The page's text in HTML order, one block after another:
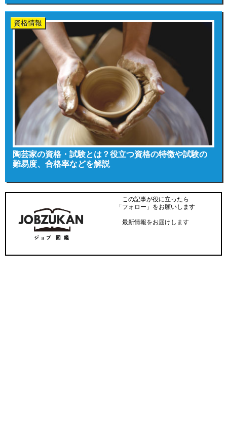
資格情報
陶芸家の資格・試験とは？役立つ資格の特徴や試験の
難易度、合格率などを解説
この記事が役に立ったら
「フォロー」をお願いします
最新情報をお届けします